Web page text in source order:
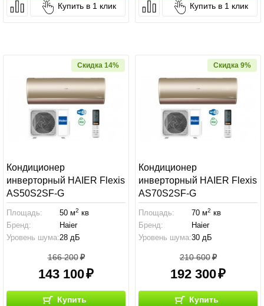
Купить в 1 клик
Купить в 1 клик
Скидка 14%
Кондиционер
инверторный HAIER Flexis
AS50S2SF-G
Площадь: 50 м2 кв
Бренд:
Haier
Уровень шума:28 дБ
166 200
143 100
Купить
Скидка 9%
Кондиционер
инверторный HAIER Flexis
AS70S2SF-G
Площадь: 70 м2 кв
Бренд:
Haier
Уровень шума:30 дБ
210 600
192 300
Купить